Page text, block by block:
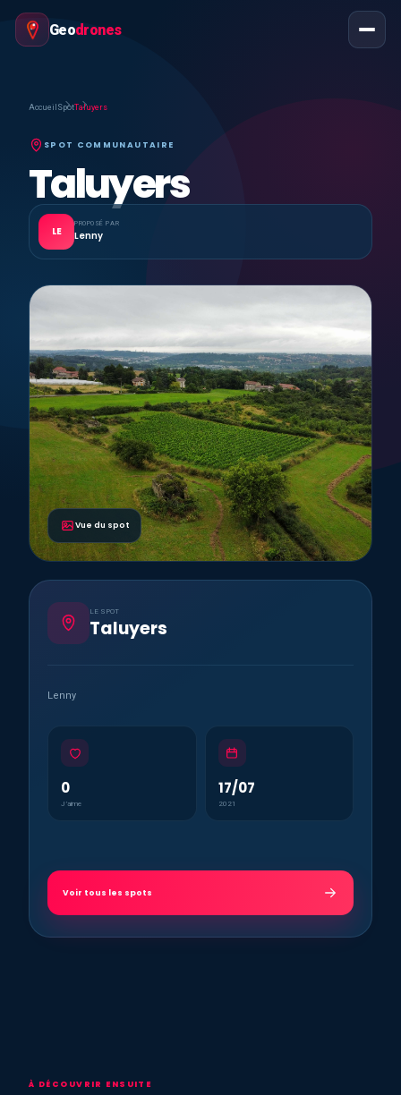
Geodrones
Accueil SpotTaluyers
SPOT COMMUNAUTAIRE
Taluyers
LE
PROPOSÉ PAR
Lenny
Vue du spot
LE SPOT
Taluyers
Lenny
0
J’aime
17/07
2021
Voir tous les spots
À DÉCOUVRIR ENSUITE